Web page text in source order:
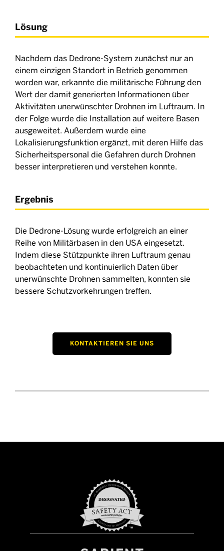
Lösung
Nachdem das Dedrone-System zunächst nur an
einem einzigen Standort in Betrieb genommen
worden war, erkannte die militärische Führung den
Wert der damit generierten Informationen über
Aktivitäten unerwünschter Drohnen im Luftraum. In
der Folge wurde die Installation auf weitere Basen
ausgeweitet. Außerdem wurde eine
Lokalisierungsfunktion ergänzt, mit deren Hilfe das
Sicherheitspersonal die Gefahren durch Drohnen
besser interpretieren und verstehen konnte.
Ergebnis
Die Dedrone-Lösung wurde erfolgreich an einer
Reihe von Militärbasen in den USA eingesetzt.
Indem diese Stützpunkte ihren Luftraum genau
beobachteten und kontinuierlich Daten über
unerwünschte Drohnen sammelten, konnten sie
bessere Schutzvorkehrungen treffen.
KONTAKTIEREN SIE UNS